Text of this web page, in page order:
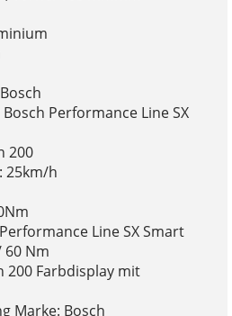
Performance Line SX
200
25km/h
Line SX Smart
60 Nm
200 Farbdisplay mit
Marke: Bosch